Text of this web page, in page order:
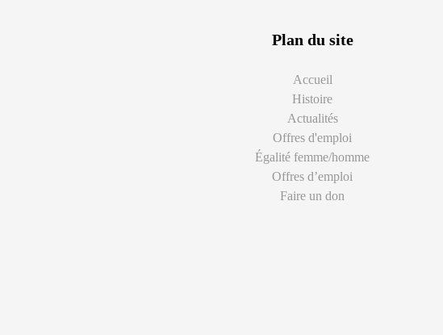
Plan du site
Accueil
Histoire
Actualités
Offres d'emploi
Égalité femme/homme
Offres d’emploi
Faire un don